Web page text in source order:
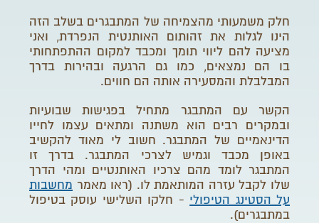
חלק משמעותי מהצמיחה של המתבגרים בשלב הזה
הינו לגלות את זהותום האותנטית הנפרדת, ואני
מציעה להם ליווי תומך ומכבד למקום ההתפתחותי
בו הם נמצאים, כמו גם הרגעה ובהירות בדרך
המבלבלת והמסעירה אותה הם חווים.
הקשר עם המתבגר מתחיל בפגישות שבועיות
ובמקרים רבים הוא משתנה ומתאים עצמו לחייו
הדינאמיים של המתבגר. חשוב לי מאוד להקשיב
באופן מכבד וגמיש לצרכי המתבגר. בדרך זו
המתבגר לומד מהם צרכיו האותנטיים ומהי הדרך
שלו לקבל עזרה המותאמת לו. (ראו מאמר מחשבות
על הסטינג הטיפולי - חלקו השלישי עוסק בטיפול
במתבגרים).